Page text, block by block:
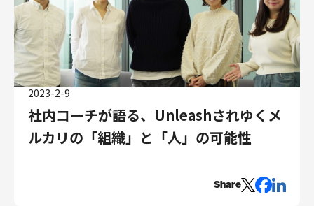
Ads
メルカリ
メルペイ
メルコイン
メルカリShops
メルカリR4Dラボ
AI/LLM
職種
2023-2-9
社内コーチが語る、Unleashされゆくメ
ルカリの「組織」と「人」の可能性
Share